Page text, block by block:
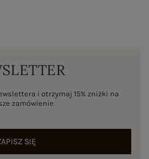
i otrzymaj 15% zniżki na
zamówienie
SIĘ